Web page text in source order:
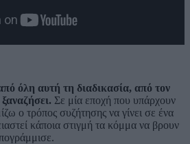
όλη αυτή τη διαδικασία, από τον
Σε μία εποχή που υπάρχουν
ο τρόπος συζήτησης να γίνει σε ένα
κάποια στιγμή τα κόμμα να βρουν